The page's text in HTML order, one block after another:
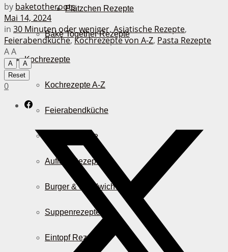
Plätzchen Rezepte
Bake Together Rezepte
Kochrezepte
Kochrezepte A-Z
Feierabendküche
Pasta Rezepte
Auflauf Rezepte
Burger & Sandwich Rezepte
Suppenrezepte
Eintopf Rezepte
by baketotheroots
Mai 14, 2024
in 30 Minuten oder weniger, Asiatische Rezepte,
Feierabendküche,Kochrezepte von A-Z, Pasta Rezepte
AA
A
A
Reset
0